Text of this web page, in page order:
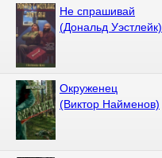
Не спрашивай
(Дональд Уэстлейк)
Окруженец
(Виктор Найменов)